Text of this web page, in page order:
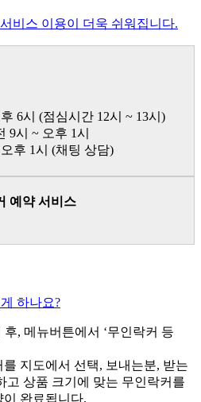
비스 이용이 더욱 쉬워집니다.
6시 (점심시간 12시 ~ 13시)
9시 ~ 오후 1시
후 1시 (채팅 상담)
예약 서비스
하나요?
, 메뉴버튼에서 ‘무인락커 등
지도에서 선택, 보내는분, 받는
고 상품 크기에 맞는 무인락커를
완료됩니다.